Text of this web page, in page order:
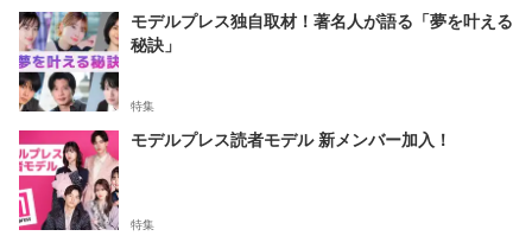
モデルプレス独自取材！著名人が語る「夢を叶える
秘訣」
特集
モデルプレス読者モデル 新メンバー加入！
特集